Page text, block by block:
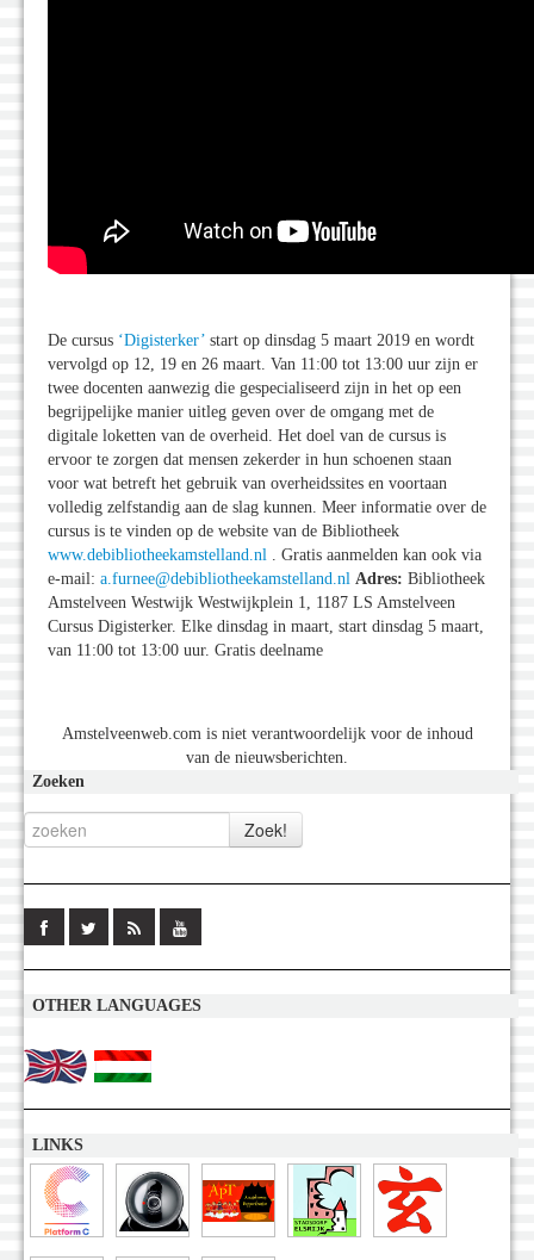
De cursus ‘Digisterker’ start op dinsdag 5 maart 2019 en wordt
vervolgd op 12, 19 en 26 maart. Van 11:00 tot 13:00 uur zijn er
twee docenten aanwezig die gespecialiseerd zijn in het op een
begrijpelijke manier uitleg geven over de omgang met de
digitale loketten van de overheid. Het doel van de cursus is
ervoor te zorgen dat mensen zekerder in hun schoenen staan
voor wat betreft het gebruik van overheidssites en voortaan
volledig zelfstandig aan de slag kunnen. Meer informatie over de
cursus is te vinden op de website van de Bibliotheek
www.debibliotheekamstelland.nl . Gratis aanmelden kan ook via
e-mail: a.furnee@debibliotheekamstelland.nl Adres: Bibliotheek
Amstelveen Westwijk Westwijkplein 1, 1187 LS Amstelveen
Cursus Digisterker. Elke dinsdag in maart, start dinsdag 5 maart,
van 11:00 tot 13:00 uur. Gratis deelname
Amstelveenweb.com is niet verantwoordelijk voor de inhoud
van de nieuwsberichten.
Zoeken
OTHER LANGUAGES
LINKS